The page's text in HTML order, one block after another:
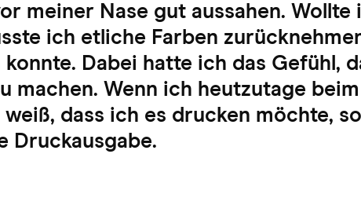
meiner Nase gut aussahen. Wollte
ich etliche Farben
Dabei hatte ich das Gefühl,
machen. Wenn ich heutzutage
weiß, dass ich es drucken möchte,
Druckausgabe.